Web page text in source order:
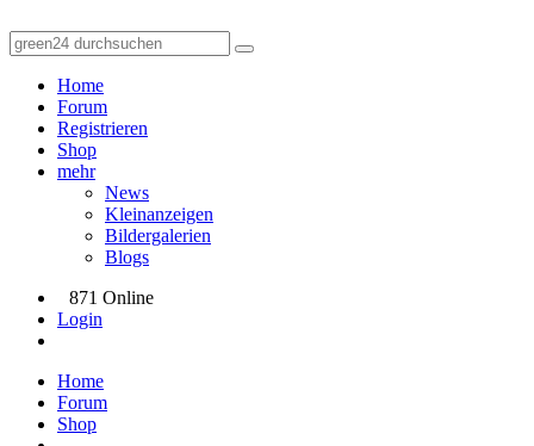
Home
Forum
Registrieren
Shop
mehr
News
Kleinanzeigen
Bildergalerien
Blogs
871 Online
Login
Home
Forum
Shop